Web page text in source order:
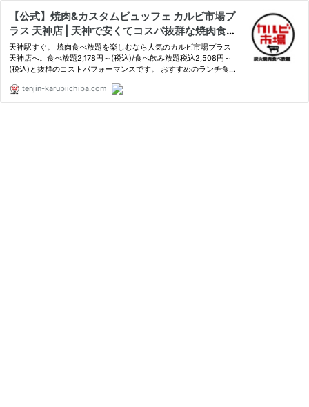
【公式】焼肉&カスタムビュッフェ カルビ市場プ
ラス 天神店 | 天神で安くてコスパ抜群な焼肉食べ
放題
天神駅すぐ。 焼肉食べ放題を楽しむなら人気のカルビ市場プラス
天神店へ。食べ放題2,178円～(税込)/食べ飲み放題税込2,508円～
(税込)と抜群のコストパフォーマンスです。 おすすめのランチ食べ
適な焼肉店です。
tenjin-karubiichiba.com